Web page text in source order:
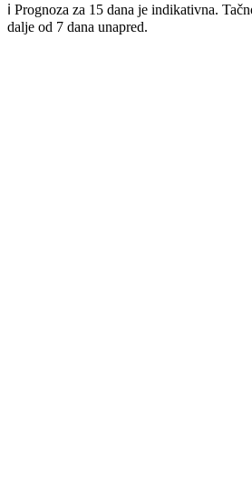
ℹ️ Prognoza za 15 dana je indikativna.
dalje od 7 dana unapred.